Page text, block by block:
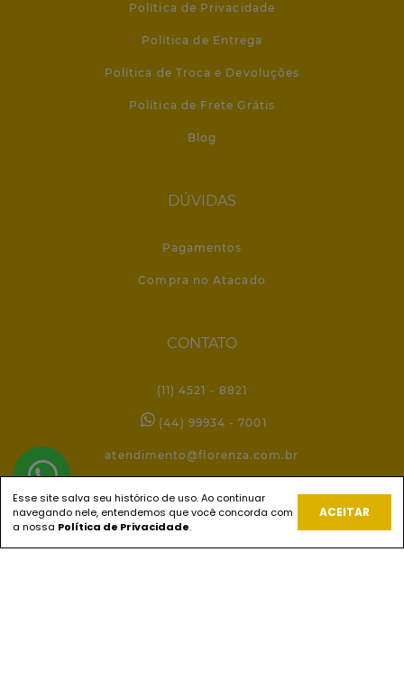
Política de Privacidade
Política de Entrega
Política de Troca e Devoluções
Política de Frete Grátis
Blog
DÚVIDAS
Pagamentos
Compra no Atacado
CONTATO
(11) 4521 - 8821
(44) 99934 - 7001
atendimento@florenza.com.br
REDES SOCIAIS
Esse site salva seu histórico de uso. Ao continuar
navegando nele, entendemos que você concorda com
a nossa Política de Privacidade.
ACEITAR